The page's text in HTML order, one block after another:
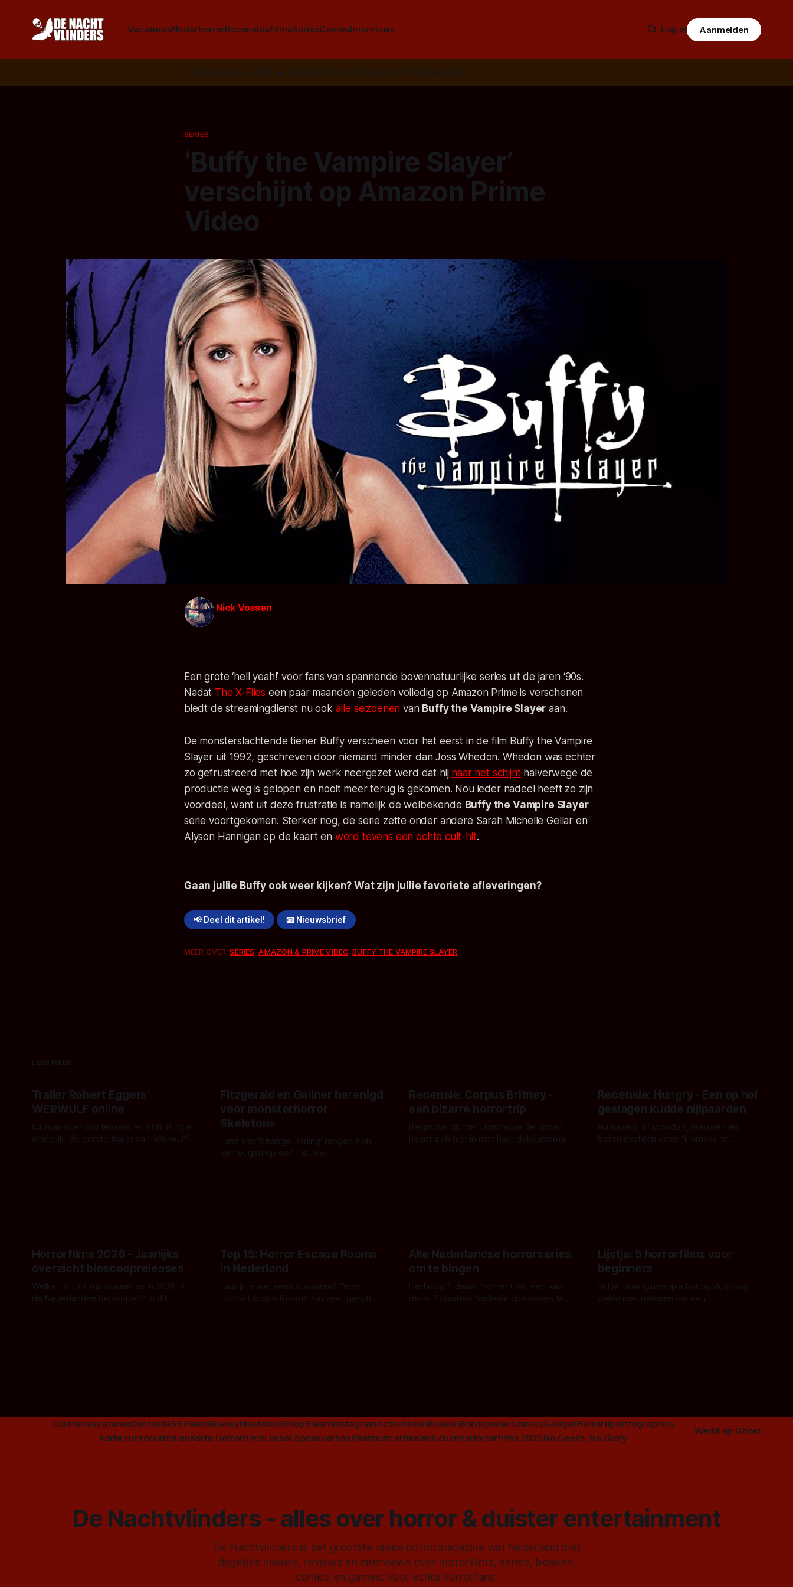
VacaturesNederhorrorRecensiesFilmsSeriesGamesInterviews Log in Aanmelden
Volg ons op: 📣 RSS 📰 Google News 🦋 Bluesky ✉️ Nieuwsbrief
SERIES
‘Buffy the Vampire Slayer’
verschijnt op Amazon Prime
Video
Nick Vossen
Een grote ‘hell yeah!’ voor fans van spannende bovennatuurlijke series uit de jaren ‘90s.
Nadat The X-Files een paar maanden geleden volledig op Amazon Prime is verschenen
biedt de streamingdienst nu ook alle seizoenen van Buffy the Vampire Slayer aan.
De monsterslachtende tiener Buffy verscheen voor het eerst in de film Buffy the Vampire
Slayeruit 1992, geschreven door niemand minder dan Joss Whedon. Whedon was echter
zo gefrustreerd met hoe zijn werk neergezet werd dat hij naar het schijnthalverwege de
productie weg is gelopen en nooit meer terug is gekomen. Nou ieder nadeel heeft zo zijn
voordeel, want uit deze frustratie is namelijk de welbekende Buffy the Vampire Slayer
serie voortgekomen. Sterker nog, de serie zette onder andere Sarah Michelle Gellar en
Alyson Hannigan op de kaart en werd tevens een echte cult-hit.
Gaan jullie Buffy ook weer kijken? Wat zijn jullie favoriete afleveringen?
📢 Deel dit artikel! 📧 Nieuwsbrief
MEER OVER:SERIES,AMAZON & PRIME VIDEO,BUFFY THE VAMPIRE SLAYER
LEES MEER
Trailer Robert Eggers'
WERWULF online
Na maanden van teasers en stills is hij er
eindelijk: de eerste trailer van 'Werwulf'.
Fitzgerald en Gallner herenigd
voor monsterhorror
Skeletons
Fans van 'Strange Darling' mogen zich
verheugen op een nieuwe
Recensie: Corpus Britney -
een bizarre horrortrip
Belgische dichter Dominique de Groen
houdt zich niet in met haar debuutroman.
Recensie: Hungry - Een op hol
geslagen kudde nijlpaarden
Na haaien, anaconda's, leeuwen en
beren dachten deze filmmakers:
Horrorfilms 2026 - Jaarlijks
overzicht bioscoopreleases
Welke horrorfilms draaien er in 2026 in
de Nederlandse bioscopen? In dit
Top 15: Horror Escape Rooms
in Nederland
Laat jij je wel eens opsluiten? Deze
Horror Escape Rooms zijn zeer geschikt
Alle Nederlandse horrorseries
om te bingen
Herfstdip? Ideaal moment om één van
deze 7 duistere Nederlandse series te
Lijstje: 5 horrorfilms voor
beginners
Wil je jouw gruwelijke hobby dolgraag
delen met mensen die een
ColofonVacaturesContactRSS FeedBlueskyMastodonShopSteamInstagramActiviteitenBoekenBordspellenComicsGadgetHorrortipsInfographics
Korte HorrorverhalenKorte HorrorfilmsLokaal SpookverhaalPremium artikelenColumnsHorrorfilms 2026No Geeks, No Glory
Werkt op Ghost
De Nachtvlinders - alles over horror & duister entertainment
De Nachtvlinders is het grootste online horrormagazine van Nederland met
dagelijks nieuws, reviews en interviews over horrorfilms, series, boeken,
comics en games. Voor echte horrorfans.